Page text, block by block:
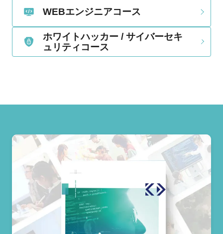
WEBエンジニアコース
ホワイトハッカー / サイバーセキ
ュリティコース